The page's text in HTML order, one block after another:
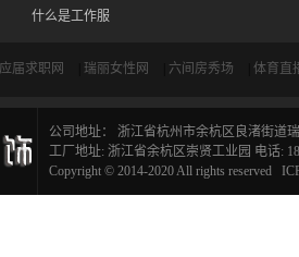
什么是工作服
应届求职网 瑞丽女性网 六间房秀场 体育直
公司地址： 浙江省杭州市余杭区良渚街道
工厂地址: 浙江省余杭区崇贤工业园 电话:
Copyright © 2014-2020 All rights reserved